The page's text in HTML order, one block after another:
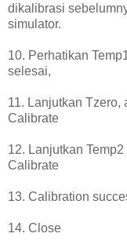
dikalibrasi
simulator.
10. Perhatikan
selesai,
11. Lanjutkan Tzero,
Calibrate
12. Lanjutkan
Calibrate
13. Calibration
14. Close